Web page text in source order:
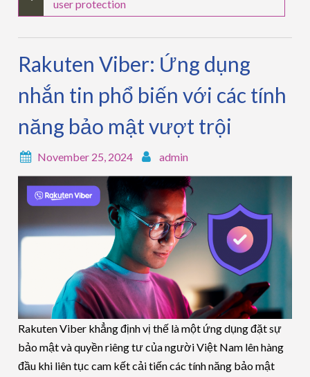
user protection
Rakuten Viber: Ứng dụng
nhắn tin phổ biến với các tính
năng bảo mật vượt trội
November 25, 2024 admin
Rakuten Viber khẳng định vị thế là một ứng dụng đặt sự
bảo mật và quyền riêng tư của người Việt Nam lên hàng
đầu khi liên tục cam kết cải tiến các tính năng bảo mật